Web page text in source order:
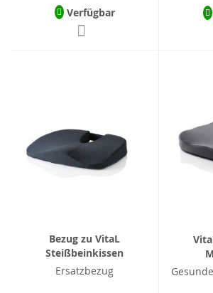
Verfügbar
Bezug zu VitaL
Steißbeinkissen
Ersatzbezug